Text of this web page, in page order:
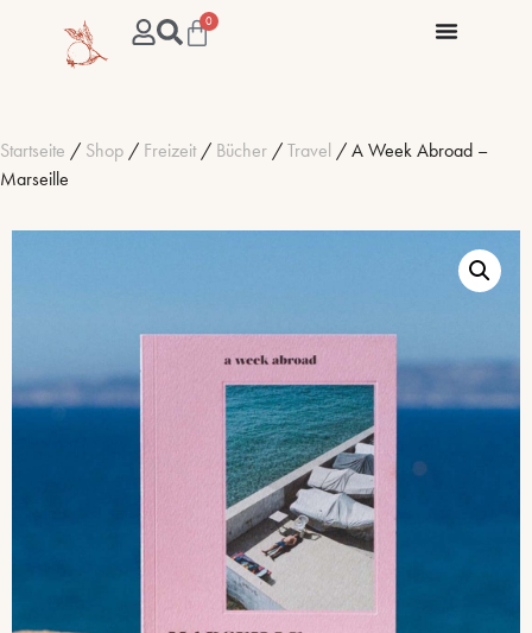
0
Startseite / Shop / Freizeit/ Bücher /Travel / A Week Abroad –
Marseille